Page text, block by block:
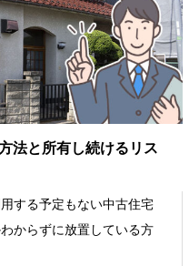
法と所有し続けるリス
する予定もない中古住宅
からずに放置している方